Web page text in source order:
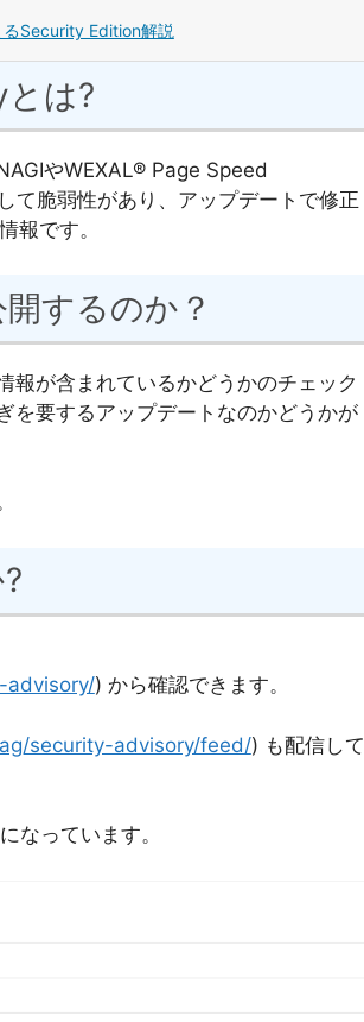
るSecurity Edition解説
は?
やWEXAL® Page Speed
て脆弱性があり、アップデートで修正
報です。
するのか？
報が含まれているかどうかのチェック
を要するアップデートなのかどうかが
advisory/) から確認できます。
security-advisory/feed/) も配信して
なっています。